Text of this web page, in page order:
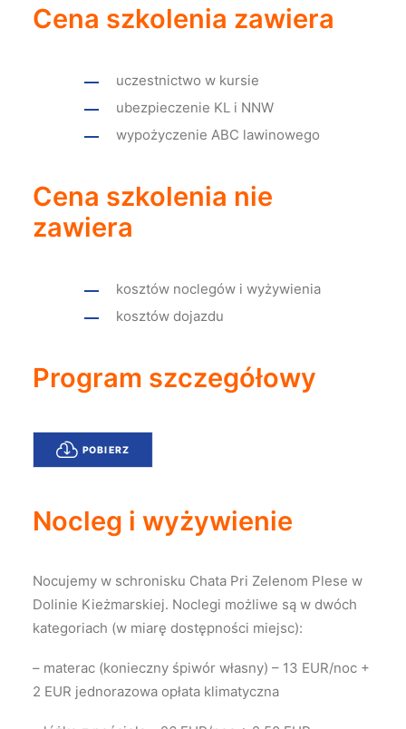
Cena szkolenia zawiera
uczestnictwo w kursie
ubezpieczenie KL i NNW
wypożyczenie ABC lawinowego
Cena szkolenia nie
zawiera
kosztów noclegów i wyżywienia
kosztów dojazdu
Program szczegółowy
POBIERZ
Nocleg i wyżywienie
Nocujemy w schronisku Chata Pri Zelenom Plese w
Dolinie Kieżmarskiej. Noclegi możliwe są w dwóch
kategoriach (w miarę dostępności miejsc):
– materac (konieczny śpiwór własny) – 13 EUR/noc +
2 EUR jednorazowa opłata klimatyczna